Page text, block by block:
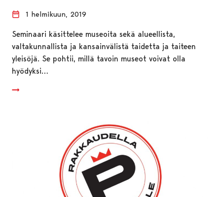
1 helmikuun, 2019
Seminaari käsittelee museoita sekä alueellista,
valtakunnallista ja kansainvälistä taidetta ja taiteen
yleisöjä. Se pohtii, millä tavoin museot voivat olla
hyödyksi…